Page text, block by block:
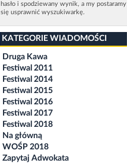
hasło i spodziewany wynik, a my postaramy
się usprawnić wyszukiwarkę.
KATEGORIE WIADOMOŚCI
Druga Kawa
Festiwal 2011
Festiwal 2014
Festiwal 2015
Festiwal 2016
Festiwal 2017
Festiwal 2018
Na główną
WOŚP 2018
Zapytaj Adwokata